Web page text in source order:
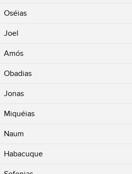
Oséias
Joel
Amós
Obadias
Jonas
Miquéias
Naum
Habacuque